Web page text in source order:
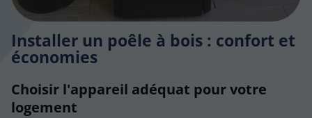
Installer un poêle à bois : confort et
économies
Choisir l'appareil adéquat pour votre
logement